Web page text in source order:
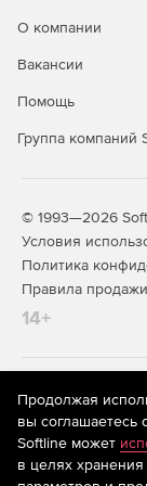
Удобный
пользователя,
О компании
Вакансии
Помощь
Группа компаний
© 1993—2026
Условия
Политика
Правила продажи
14+
На
предоставления
систематизации
предпочтениям
находящихся на
Продолжая
вы соглашаетесь
Softline может
в целях